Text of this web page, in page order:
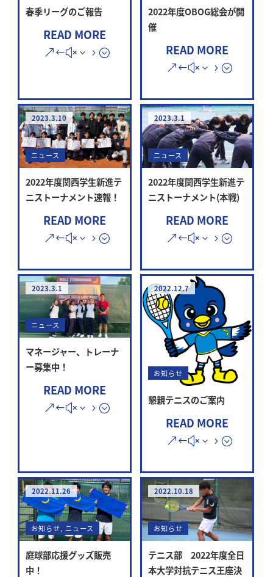
春季リーグのご報告
READ MORE
2022年度OBOG総会が開
催
READ MORE
2023.3.10
ニュース
2022年度関西学生新進テ
ニストーナメント速報！
READ MORE
2023.3.1
ニュース
2022年度関西学生新進テ
ニストーナメント(本戦)
READ MORE
2023.3.1
ニュース
マネージャー、トレーナ
ー募集中！
READ MORE
2022.12.7
お知らせ
懇親テニスのご案内
READ MORE
2022.11.26
お知らせ, ニュース
庭球部応援グッズ販売
中！
2022.10.18
お知らせ
テニス部 2022年度全日
本大学対抗テニス王座決